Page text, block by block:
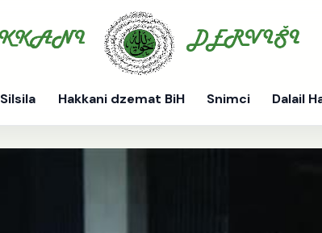
Silsila Hakkani dzemat BiH Snimci Dalail